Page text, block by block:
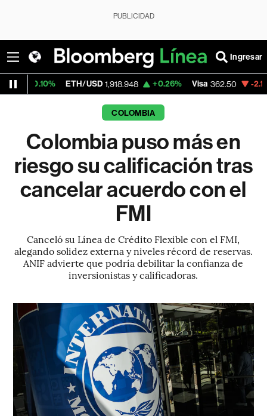
PUBLICIDAD
Ingresar
ETH/USD 1,918.948 +0.26% Visa 362.50 -2.15%
COLOMBIA
Colombia puso más en
riesgo su calificación tras
cancelar acuerdo con el
FMI
Canceló su Línea de Crédito Flexible con el FMI,
alegando solidez externa y niveles récord de reservas.
ANIF advierte que podría debilitar la confianza de
inversionistas y calificadoras.